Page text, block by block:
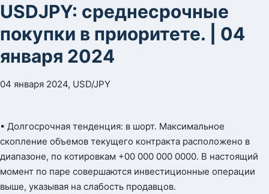
USDJPY: среднесрочные
покупки в приоритете. | 04
января 2024
04 января 2024, USD/JPY
• Долгосрочная тенденция: в шорт. Максимальное
скопление объемов текущего контракта расположено в
диапазоне, по котировкам +00 000 000 0000. В настоящий
момент по паре совершаются инвестиционные операции
выше, указывая на слабость продавцов.